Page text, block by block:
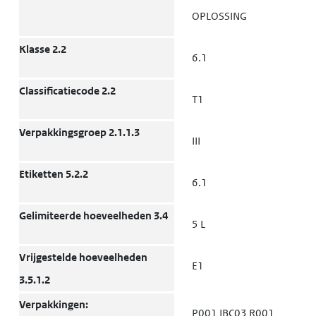
OPLOSSING
Klasse 2.2
6.1
Classificatiecode 2.2
T1
Verpakkingsgroep 2.1.1.3
III
Etiketten 5.2.2
6.1
Gelimiteerde hoeveelheden 3.4
5 L
Vrijgestelde hoeveelheden
3.5.1.2
E1
Verpakkingen:
P001 IBC03 R001